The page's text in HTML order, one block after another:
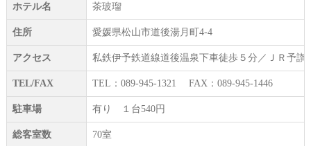
ホテル名 茶玻瑠
住所 愛媛県松山市道後湯月町4-4
アクセス 私鉄伊予鉄道線道後温泉下車徒歩５分／ＪＲ予
TEL/FAX TEL：089-945-1321 FAX：089-945-1446
駐車場 有り １台540円
総客室数 70室